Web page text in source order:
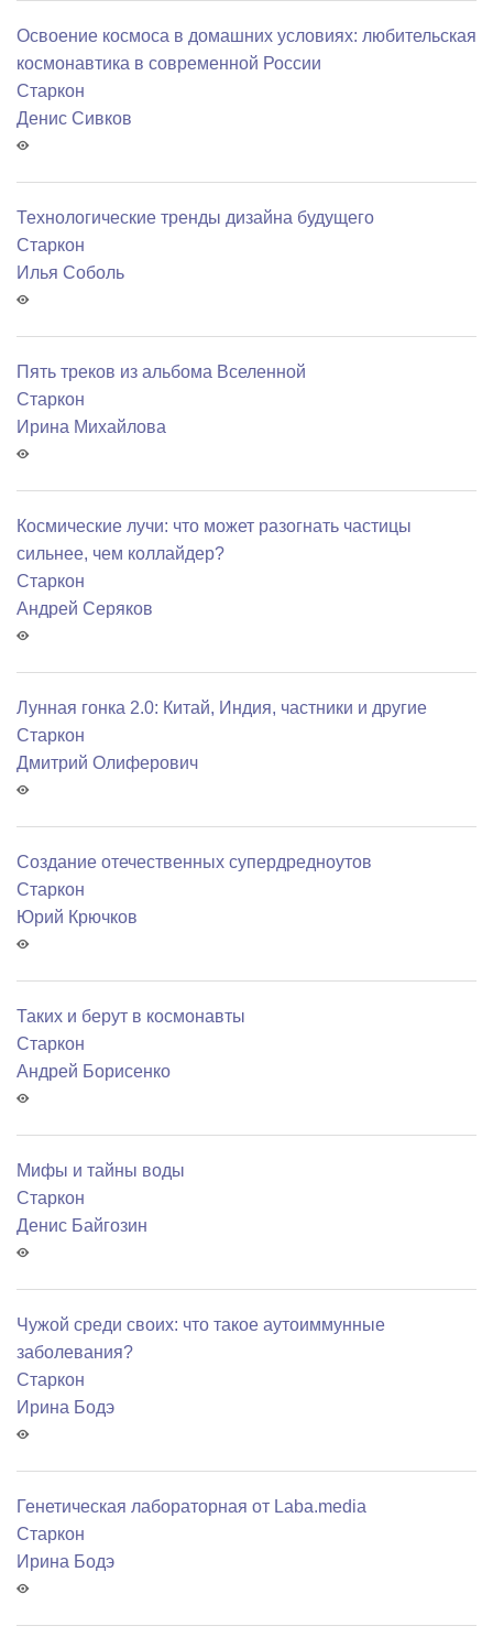
Освоение космоса в домашних условиях: любительская
космонавтика в современной России
Старкон
Денис Сивков
Технологические тренды дизайна будущего
Старкон
Илья Соболь
Пять треков из альбома Вселенной
Старкон
Ирина Михайлова
Космические лучи: что может разогнать частицы
сильнее, чем коллайдер?
Старкон
Андрей Серяков
Лунная гонка 2.0: Китай, Индия, частники и другие
Старкон
Дмитрий Олиферович
Создание отечественных супердредноутов
Старкон
Юрий Крючков
Таких и берут в космонавты
Старкон
Андрей Борисенко
Мифы и тайны воды
Старкон
Денис Байгозин
Чужой среди своих: что такое аутоиммунные
заболевания?
Старкон
Ирина Бодэ
Генетическая лабораторная от Laba.media
Старкон
Ирина Бодэ